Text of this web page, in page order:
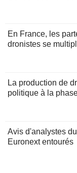
En France, les
dronistes se
La production de
politique à la
Avis d'analystes
Euronext entourés